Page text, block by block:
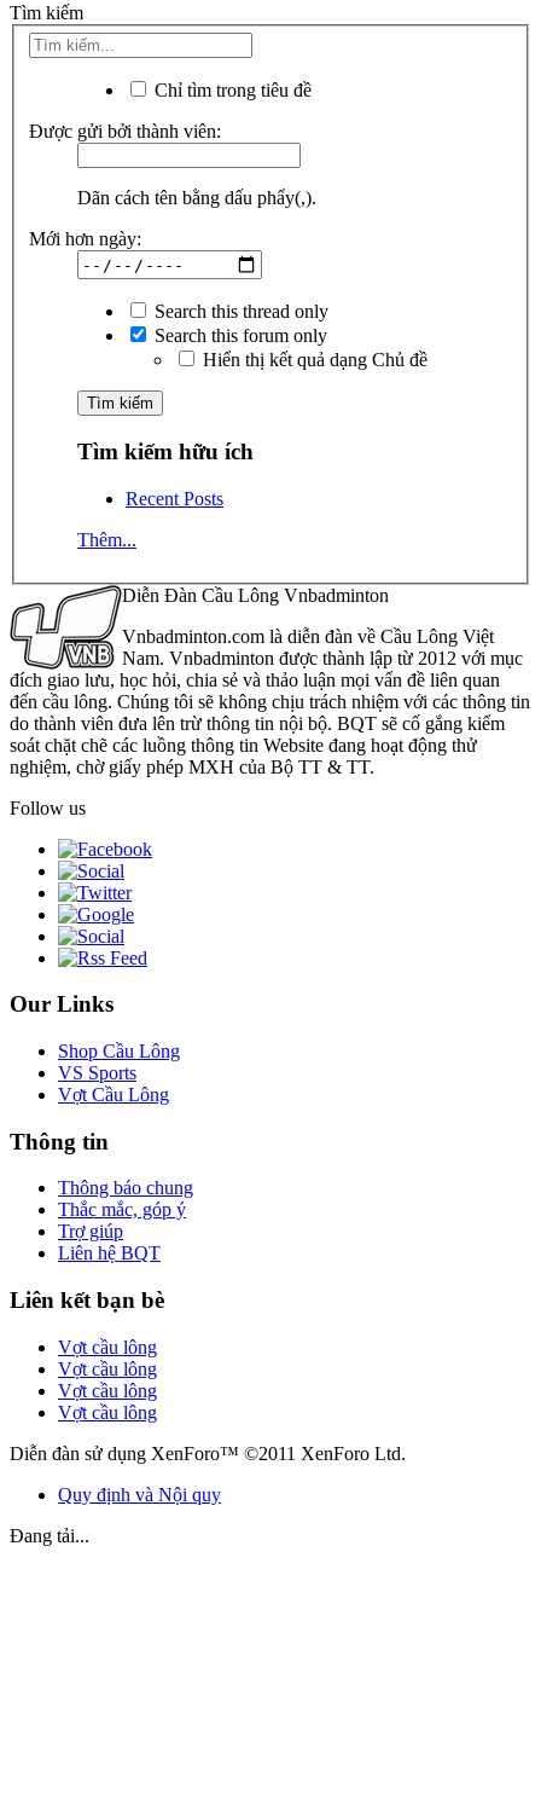
Tìm kiếm
Chỉ tìm trong tiêu đề
Được gửi bởi thành viên:
Dãn cách tên bằng dấu phẩy(,).
Mới hơn ngày:
Search this thread only
Search this forum only
Hiển thị kết quả dạng Chủ đề
Tìm kiếm hữu ích
Recent Posts
Thêm...
Diễn Đàn Cầu Lông Vnbadminton
Vnbadminton.com là diễn đàn về Cầu Lông Việt
Nam. Vnbadminton được thành lập từ 2012 với mục
đích giao lưu, học hỏi, chia sẻ và thảo luận mọi vấn đề liên quan
đến cầu lông. Chúng tôi sẽ không chịu trách nhiệm với các thông tin
do thành viên đưa lên trừ thông tin nội bộ. BQT sẽ cố gắng kiểm
soát chặt chẽ các luồng thông tin Website đang hoạt động thử
nghiệm, chờ giấy phép MXH của Bộ TT & TT.
Follow us
Our Links
Shop Cầu Lông
VS Sports
Vợt Cầu Lông
Thông tin
Thông báo chung
Thắc mắc, góp ý
Trợ giúp
Liên hệ BQT
Liên kết bạn bè
Vợt cầu lông
Vợt cầu lông
Vợt cầu lông
Vợt cầu lông
Diễn đàn sử dụng XenForo™ ©2011 XenForo Ltd.
Quy định và Nội quy
Đang tải...